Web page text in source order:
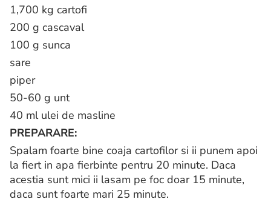
1,700 kg cartofi
200 g cascaval
100 g sunca
sare
piper
50-60 g unt
40 ml ulei de masline
PREPARARE:
Spalam foarte bine coaja cartofilor si ii punem apoi
la fiert in apa fierbinte pentru 20 minute. Daca
acestia sunt mici ii lasam pe foc doar 15 minute,
daca sunt foarte mari 25 minute.